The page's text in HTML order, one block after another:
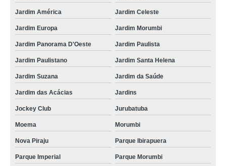
Jardim América Jardim Celeste
Jardim Europa Jardim Morumbi
Jardim Panorama D'Oeste Jardim Paulista
Jardim Paulistano Jardim Santa Helena
Jardim Suzana Jardim da Saúde
Jardim das Acácias Jardins
Jockey Club Jurubatuba
Moema Morumbi
Nova Piraju Parque Ibirapuera
Parque Imperial Parque Morumbi